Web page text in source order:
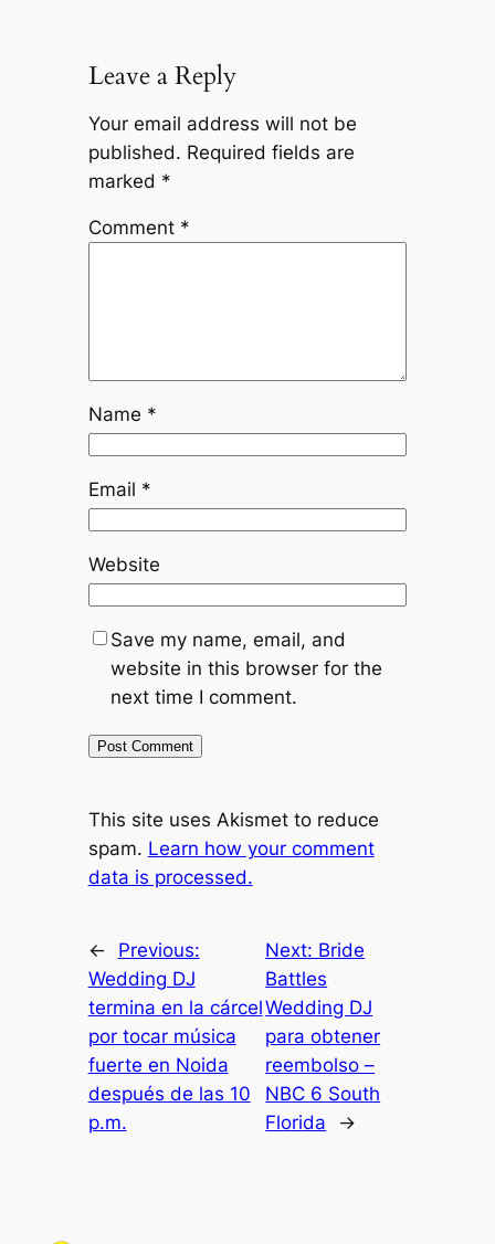
Leave a Reply
Your email address will not be
published. Required fields are
marked *
Comment *
Name *
Email *
Website
Save my name, email, and
website in this browser for the
next time I comment.
This site uses Akismet to reduce
spam. Learn how your comment
data is processed.
←
Previous:
Wedding DJ
termina en la cárcel
por tocar música
fuerte en Noida
después de las 10
p.m.
Next: Bride
Battles
Wedding DJ
para obtener
reembolso –
NBC 6 South
Florida
→